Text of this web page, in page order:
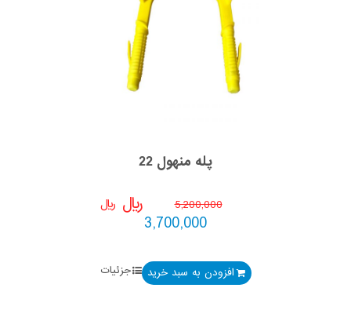
پله منهول 22
﷼ 5,200,000
﷼
3,700,000
افزودن به سبد خرید جزئیات